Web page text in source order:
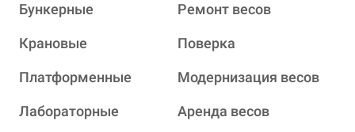
Бункерные
Крановые
Платформенные
Лабораторные
Ремонт весов
Поверка
Модернизация весов
Аренда весов